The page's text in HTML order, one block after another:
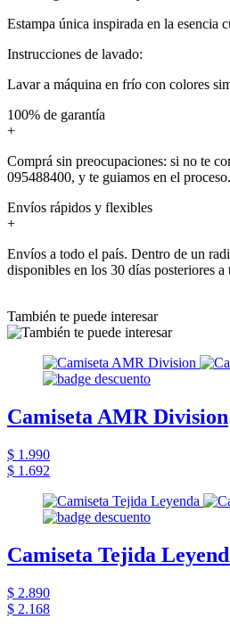
Estampa única inspirada en la esencia
Instrucciones de lavado:
Lavar a máquina en frío con colores
100% de garantía
+
Comprá sin preocupaciones: si no te
095488400, y te guiamos en el proceso.
Envíos rápidos y flexibles
+
Envíos a todo el país. Dentro de un
disponibles en los 30 días posteriores
También te puede interesar
Camiseta AMR Division
$ 1.990
$ 1.692
Camiseta Tejida
$ 2.890
$ 2.168